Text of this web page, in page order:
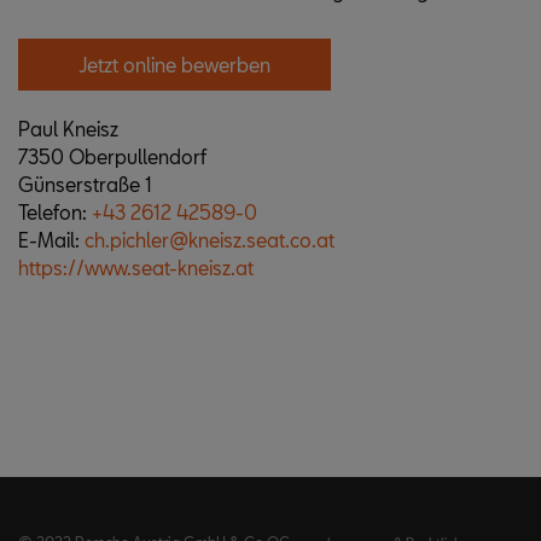
Jetzt online bewerben
Paul Kneisz
7350 Oberpullendorf
Günserstraße 1
Telefon: +43 2612 42589-0
E-Mail: ch.pichler@kneisz.seat.co.at
https://www.seat-kneisz.at